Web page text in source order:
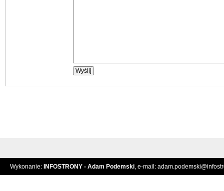
Wykonanie: INFOSTRONY - Adam Podemski, e-mail: